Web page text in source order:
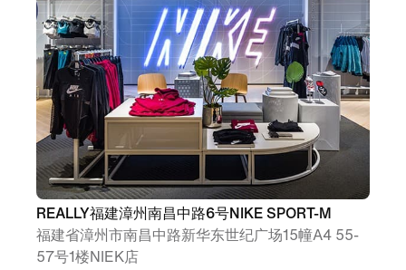
REALLY福建漳州南昌中路6号NIKE SPORT-M
福建省漳州市南昌中路新华东世纪广场15幢A4 55-
57号1楼NIEK店